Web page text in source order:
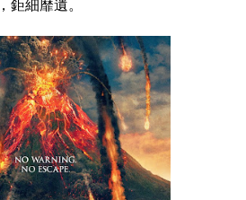
， 鉅細靡遺。